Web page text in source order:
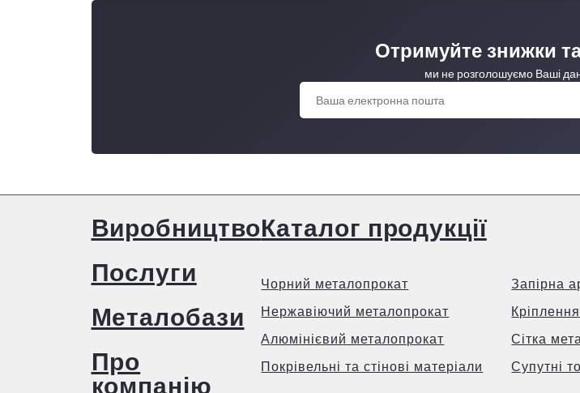
Отримуйте знижки
ми не розголошуємо Ваші
Виробництво
Послуги
Металобази
Про
компанію
Каталог продукції
Чорний металопрокат
Нержавіючий металопрокат
Алюмінієвий металопрокат
Покрівельні та стінові матеріали
Запірна
Сітка
Супутні